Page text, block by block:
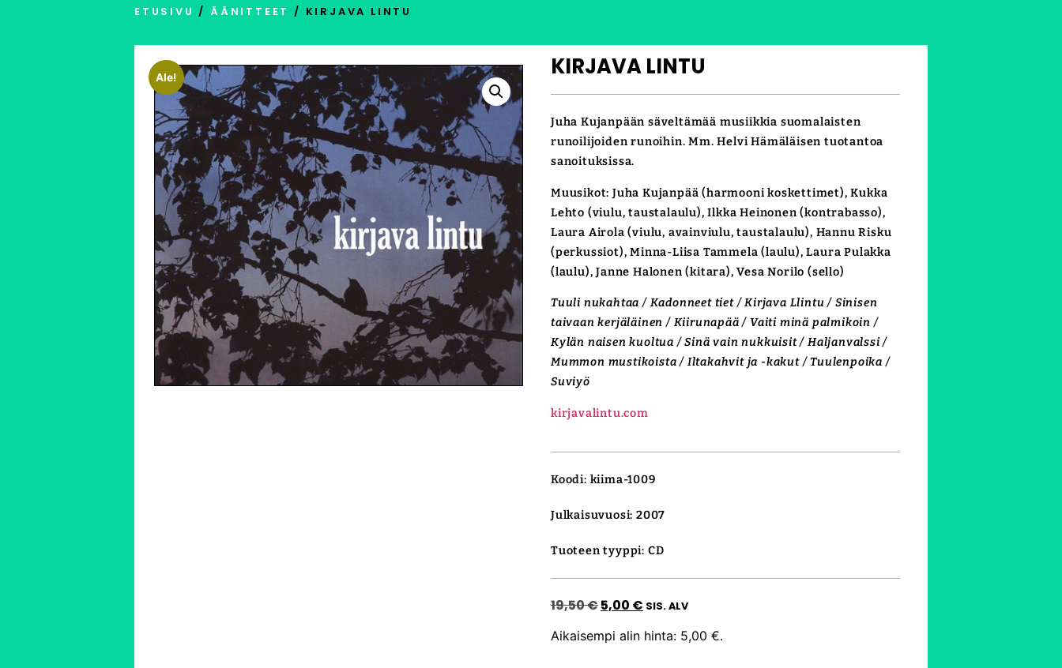
ETUSIVU / ÄÄNITTEET / KIRJAVA LINTU
Ale! KIRJAVA LINTU
Juha Kujanpään säveltämää musiikkia suomalaisten
runoilijoiden runoihin. Mm. Helvi Hämäläisen tuotantoa
sanoituksissa.
Muusikot: Juha Kujanpää (harmooni koskettimet), Kukka
Lehto (viulu, taustalaulu), Ilkka Heinonen (kontrabasso),
Laura Airola (viulu, avainviulu, taustalaulu), Hannu Risku
(perkussiot), Minna-Liisa Tammela (laulu), Laura Pulakka
(laulu), Janne Halonen (kitara), Vesa Norilo (sello)
Tuuli nukahtaa / Kadonneet tiet / Kirjava Llintu / Sinisen
taivaan kerjäläinen / Kiirunapää / Vaiti minä palmikoin /
Kylän naisen kuoltua / Sinä vain nukkuisit / Haljanvalssi /
Mummon mustikoista / Iltakahvit ja -kakut / Tuulenpoika /
Suviyö
kirjavalintu.com
Koodi: kiima-1009
Julkaisuvuosi: 2007
Tuoteen tyyppi: CD
19,50€5,00 € SIS. ALV
Aikaisempi alin hinta: 5,00 €.